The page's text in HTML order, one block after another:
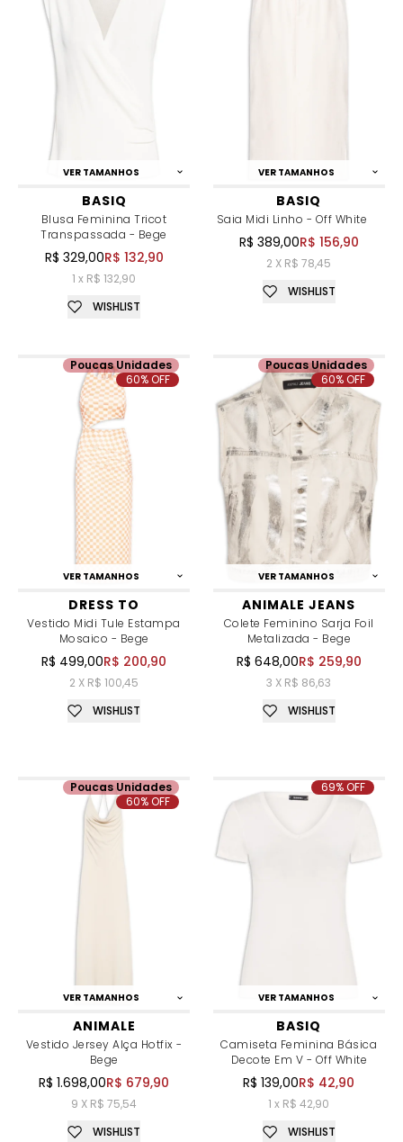
VER TAMANHOS
BASIQ
Blusa Feminina Tricot
Transpassada - Bege
R$ 329,00R$ 132,90
1 x R$ 132,90
WISHLIST
VER TAMANHOS
BASIQ
Saia Midi Linho - Off White
R$ 389,00R$ 156,90
2 X R$ 78,45
WISHLIST
VER TAMANHOS
DRESS TO
Vestido Midi Tule Estampa
Mosaico - Bege
R$ 499,00R$ 200,90
2 X R$ 100,45
Poucas Unidades
60% OFF
WISHLIST
VER TAMANHOS
ANIMALE JEANS
Colete Feminino Sarja Foil
Metalizada - Bege
R$ 648,00R$ 259,90
3 X R$ 86,63
Poucas Unidades
60% OFF
WISHLIST
VER TAMANHOS
ANIMALE
Vestido Jersey Alça Hotfix -
Bege
R$ 1.698,00R$ 679,90
9 X R$ 75,54
Poucas Unidades
60% OFF
WISHLIST
VER TAMANHOS
BASIQ
Camiseta Feminina Básica
Decote Em V - Off White
R$ 139,00R$ 42,90
1 x R$ 42,90
69% OFF
WISHLIST